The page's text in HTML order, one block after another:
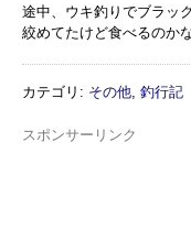
途中、ウキ釣りでブラッ
絞めてたけど食べるのか
カテゴリ : その他, 釣行記
スポンサーリンク